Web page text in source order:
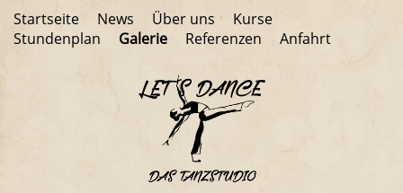
Startseite News Über uns
Kurse
Stundenplan
Galerie Referenzen Anfahrt